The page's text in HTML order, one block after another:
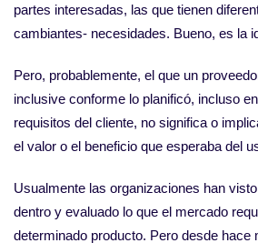
partes interesadas, las que tienen
cambiantes- necesidades. Bueno, es la
Pero, probablemente, el que un
inclusive conforme lo planificó, incluso
requisitos del cliente, no significa o
el valor o el beneficio que esperaba del
Usualmente las organizaciones han
dentro y evaluado lo que el mercado
determinado producto. Pero desde hace